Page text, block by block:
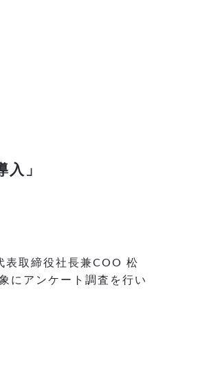
」
表取締役社長兼COO 松
にアンケート調査を行い